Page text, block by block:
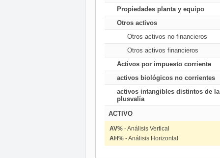
Propiedades planta y equipo
Otros activos
Otros activos no financieros
Otros activos financieros
Activos por impuesto corriente
activos biológicos no corrientes
activos intangibles distintos de la
plusvalía
ACTIVO
AV% - Análisis Vertical
AH% - Análisis Horizontal